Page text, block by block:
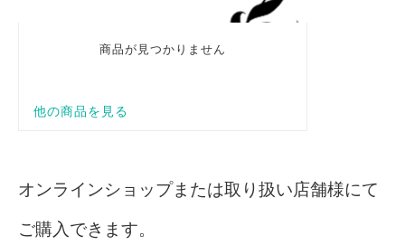
オンラインショップまたは取り扱い店舗様にて
ご購入できます。